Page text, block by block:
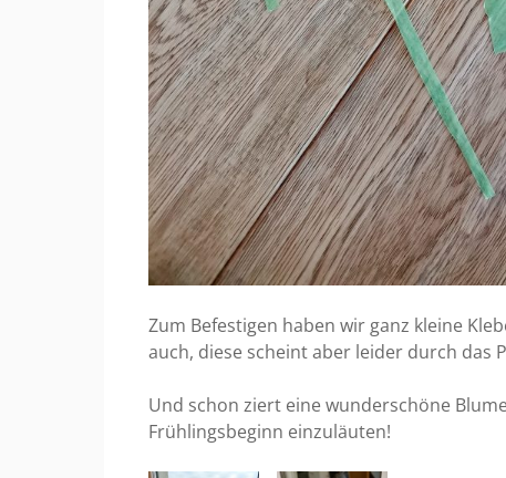
Zum Befestigen haben wir ganz kleine
auch, diese scheint aber leider durch das
Und schon ziert eine wunderschöne
Frühlingsbeginn einzuläuten!